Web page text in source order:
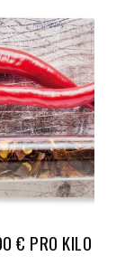
€ PRO KILO